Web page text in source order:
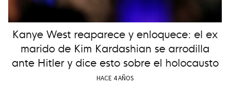
Kanye West reaparece y enloquece: el ex
marido de Kim Kardashian se arrodilla
ante Hitler y dice esto sobre el holocausto
HACE 4 AÑOS